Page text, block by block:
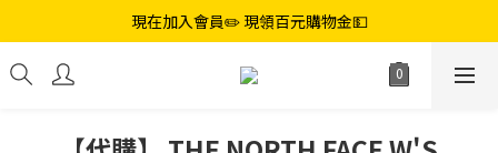
現在加入會員✏️ 現領百元購物金💵